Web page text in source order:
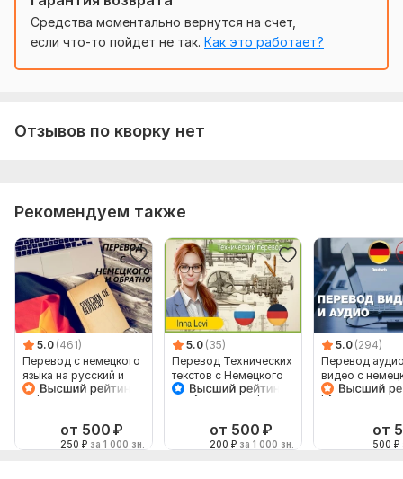
Средства моментально вернутся на счет,
если что-то пойдет не так. Как это работает?
Отзывов по кворку нет
Рекомендуем также
5.0 (461)
Перевод с немецкого
языка на русский и
обратно
от 500 ₽
250 ₽ за 1 000 зн.
5.0 (35)
Перевод Технических
текстов с Немецкого
на Русский и обратно
от 500 ₽
200 ₽ за 1 000 зн.
5.0 (294)
Перевод
видео с
русский язык и
от
500 ₽